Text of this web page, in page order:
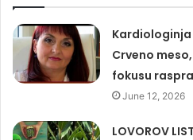
Crveno
fokusu
June 12, 2026
LOVOROV